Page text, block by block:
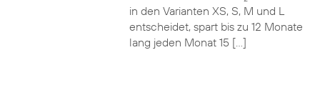
in den Varianten XS, S, M und L
entscheidet, spart bis zu 12 Monate
lang jeden Monat 15 […]